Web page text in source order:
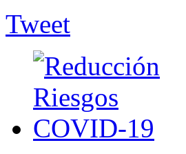
Tweet